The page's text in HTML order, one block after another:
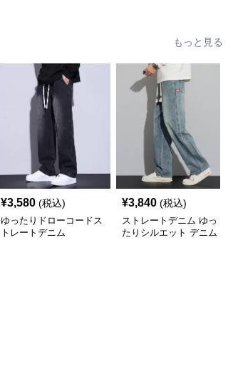
もっと見る
¥3,580 (税込)
ゆったりドローコードス
トレートデニム
¥3,840 (税込)
ストレートデニム ゆっ
たりシルエット デニム